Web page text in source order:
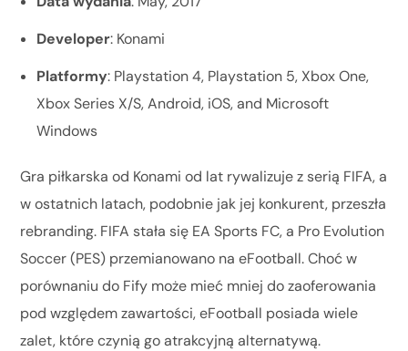
Developer: Konami
Platformy: Playstation 4, Playstation 5, Xbox One,
Xbox Series X/S, Android, iOS, and Microsoft
Windows
Gra piłkarska od Konami od lat rywalizuje z serią FIFA, a
w ostatnich latach, podobnie jak jej konkurent, przeszła
rebranding. FIFA stała się EA Sports FC, a Pro Evolution
Soccer (PES) przemianowano na eFootball. Choć w
porównaniu do Fify może mieć mniej do zaoferowania
pod względem zawartości, eFootball posiada wiele
zalet, które czynią go atrakcyjną alternatywą.